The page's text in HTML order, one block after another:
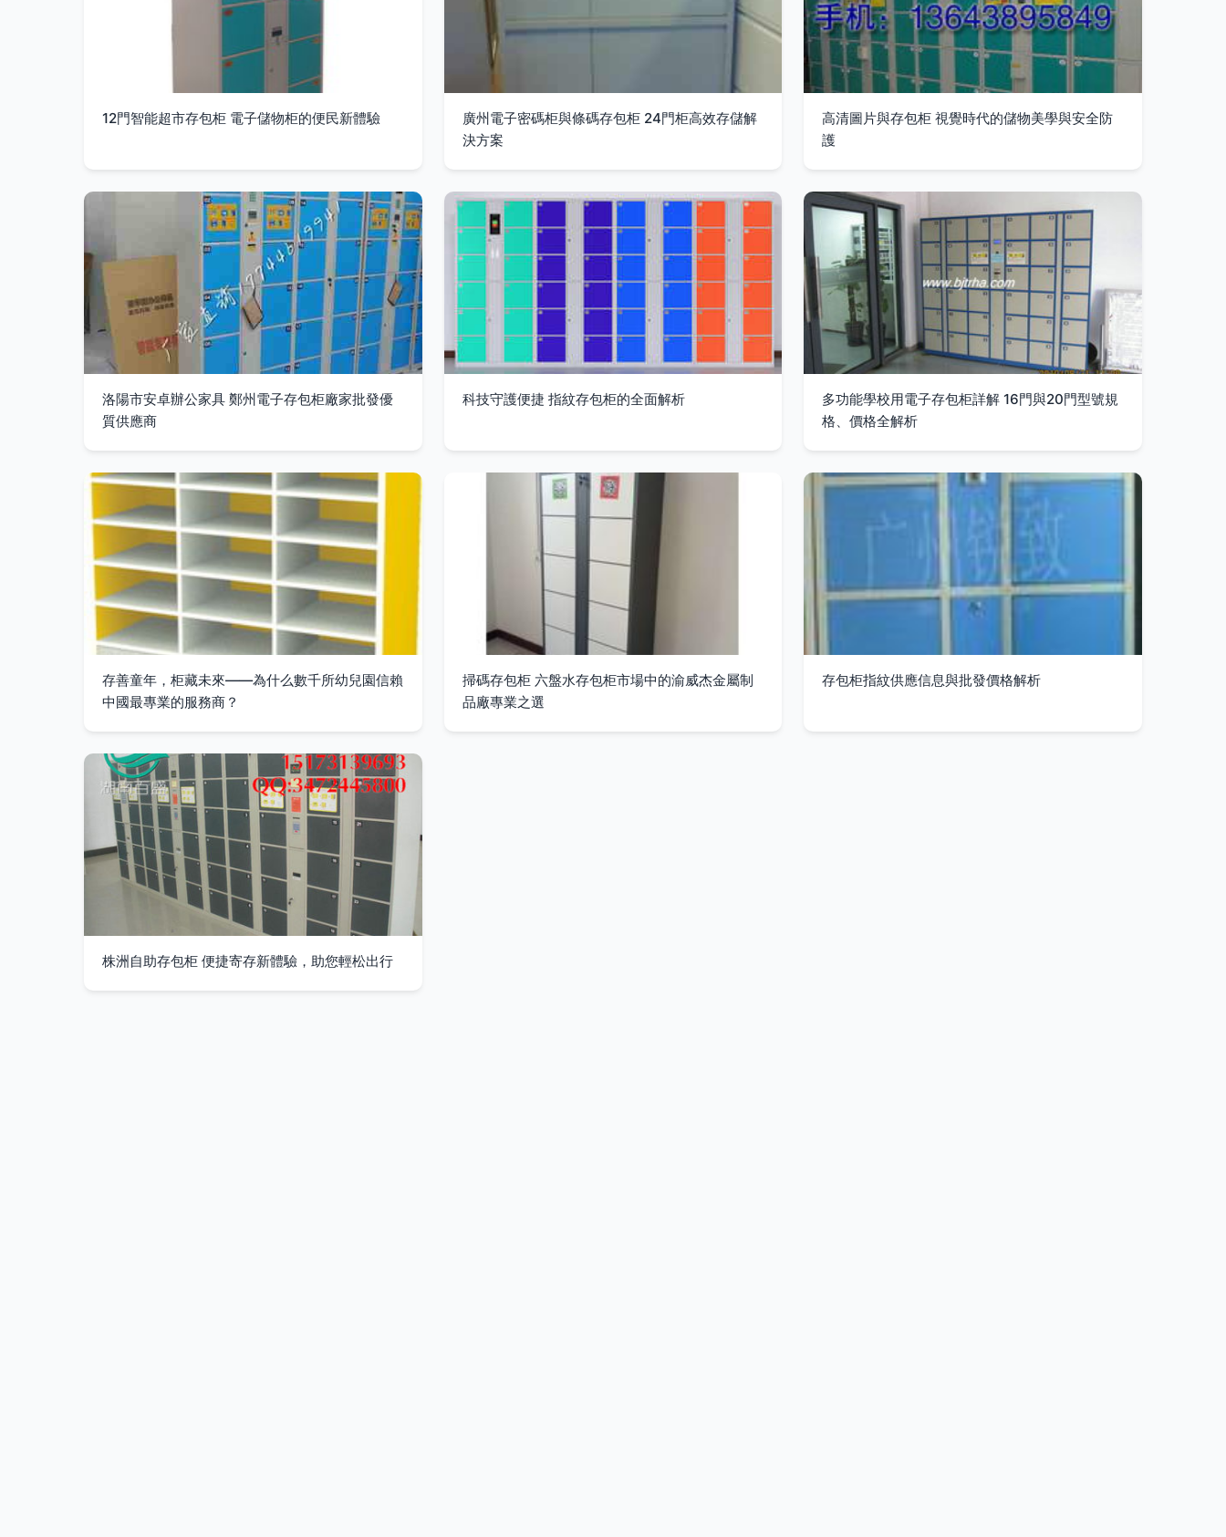
12門智能超市存包柜 電子儲物柜的便民新體驗
廣州電子密碼柜與條碼存包柜 24門柜高效存儲解
決方案
高清圖片與存包柜 視覺時代的儲物美學與安全防
護
洛陽市安卓辦公家具 鄭州電子存包柜廠家批發優
質供應商
科技守護便捷 指紋存包柜的全面解析
多功能學校用電子存包柜詳解 16門與20門型號規
格、價格全解析
存善童年，柜藏未來——為什么數千所幼兒園信賴
中國最專業的服務商？
掃碼存包柜 六盤水存包柜市場中的渝威杰金屬制
品廠專業之選
存包柜指紋供應信息與批發價格解析
株洲自助存包柜 便捷寄存新體驗，助您輕松出行